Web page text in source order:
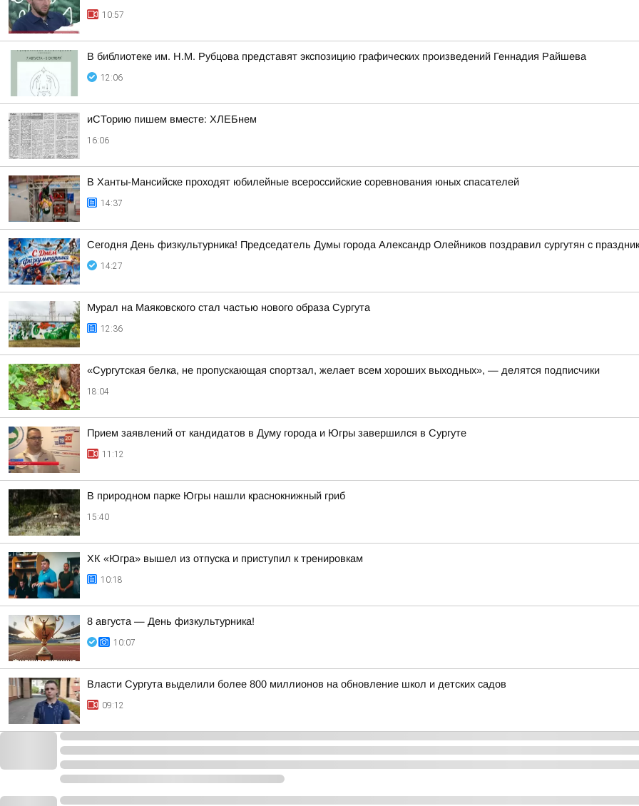
10:57
В библиотеке им. Н.М. Рубцова представят экспозицию графических произведений Геннадия Райшева
12:06
иСТорию пишем вместе: ХЛЕБнем
16:06
В Ханты-Мансийске проходят юбилейные всероссийские соревнования юных спасателей
14:37
Сегодня День физкультурника! Председатель Думы города Александр Олейников поздравил сургутян с
14:27
Мурал на Маяковского стал частью нового образа Сургута
12:36
«Сургутская белка, не пропускающая спортзал, желает всем хороших выходных», — делятся подписчики
18:04
Прием заявлений от кандидатов в Думу города и Югры завершился в Сургуте
11:12
В природном парке Югры нашли краснокнижный гриб
15:40
ХК «Югра» вышел из отпуска и приступил к тренировкам
10:18
8 августа — День физкультурника!
10:07
Власти Сургута выделили более 800 миллионов на обновление школ и детских садов
09:12